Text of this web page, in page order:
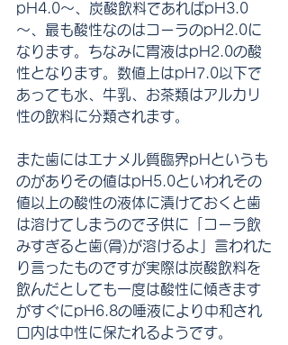
pH4.0～、炭酸飲料であればpH3.0
～、最も酸性なのはコーラのpH2.0に
なります。ちなみに胃液はpH2.0の酸
性となります。数値上はpH7.0以下で
あっても水、牛乳、お茶類はアルカリ
性の飲料に分類されます。
また歯にはエナメル質臨界pHというも
のがありその値はpH5.0といわれその
値以上の酸性の液体に漬けておくと歯
は溶けてしまうので子供に「コーラ飲
みすぎると歯(骨)が溶けるよ」言われた
り言ったものですが実際は炭酸飲料を
飲んだとしても一度は酸性に傾きます
がすぐにpH6.8の唾液により中和され
口内は中性に保たれるようです。